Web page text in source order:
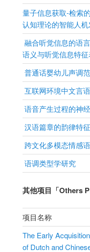
量子信息获取-检索
认知理论的智能人机
融合听觉信息的语
语义与听觉信息特征
普通话婴幼儿声调
互联网环境中文言
语音产生过程的神
汉语篇章的韵律特
跨文化多模态情感
语调类型学研究
其他项目「Others
项目名称
The Early
of Dutch and